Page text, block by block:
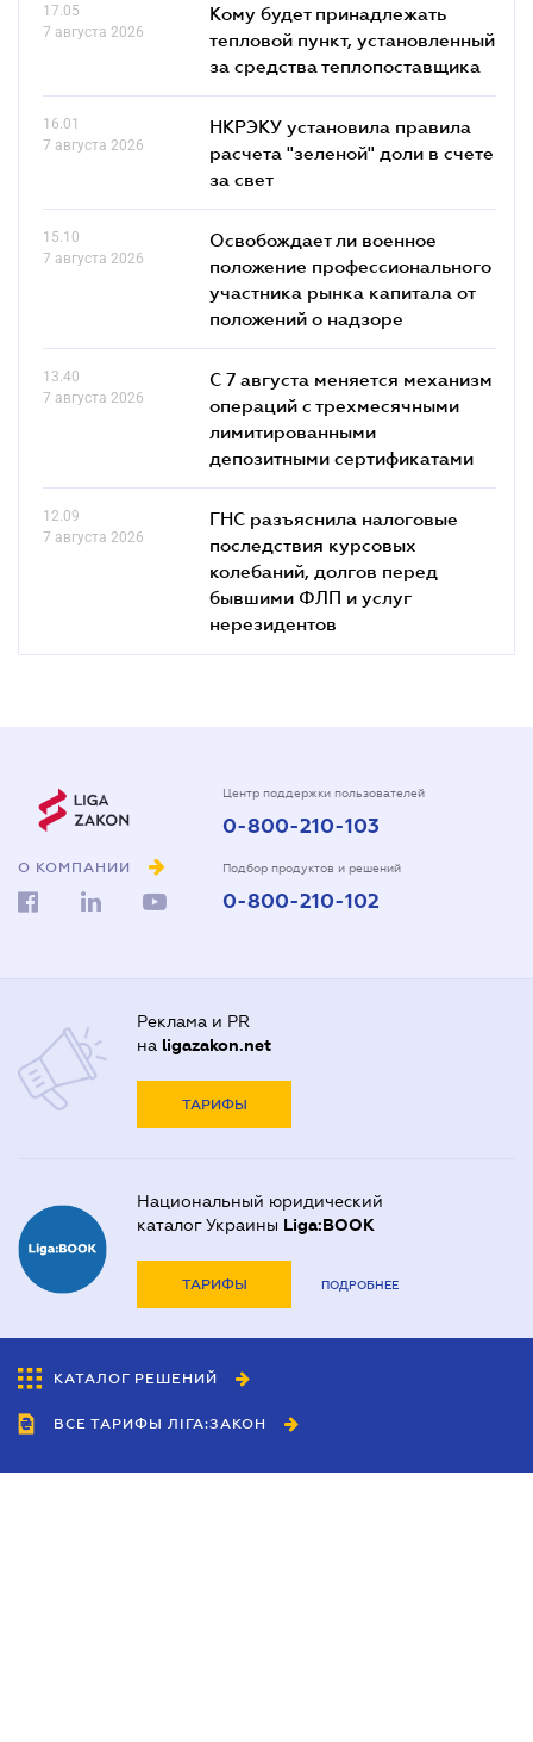
17.05
7 августа 2026
Кому будет принадлежать
тепловой пункт, установленный
за средства теплопоставщика
16.01
7 августа 2026
НКРЭКУ установила правила
расчета "зеленой" доли в счете
за свет
15.10
7 августа 2026
Освобождает ли военное
положение профессионального
участника рынка капитала от
положений о надзоре
13.40
7 августа 2026
С 7 августа меняется механизм
операций с трехмесячными
лимитированными
депозитными сертификатами
12.09
7 августа 2026
ГНС разъяснила налоговые
последствия курсовых
колебаний, долгов перед
бывшими ФЛП и услуг
нерезидентов
О КОМПАНИИ
Центр поддержки пользователей
0-800-210-103
Подбор продуктов и решений
0-800-210-102
Реклама и PR
на ligazakon.net
ТАРИФЫ
Национальный юридический
каталог Украины Liga:BOOK
ТАРИФЫ ПОДРОБНЕЕ
КАТАЛОГ РЕШЕНИЙ
ВСЕ ТАРИФЫ ЛІГА:ЗАКОН